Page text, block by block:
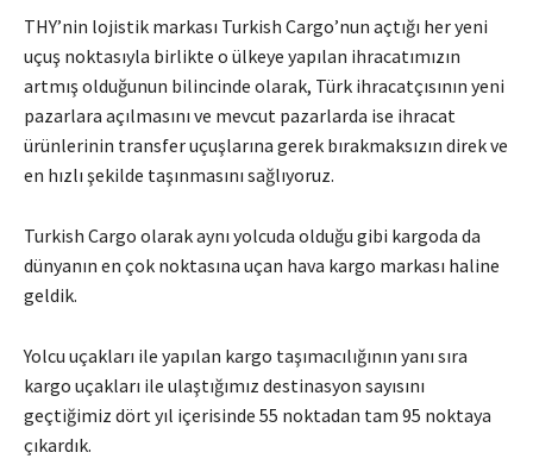
THY’nin lojistik markası Turkish Cargo’nun açtığı her yeni
uçuş noktasıyla birlikte o ülkeye yapılan ihracatımızın
artmış olduğunun bilincinde olarak, Türk ihracatçısının yeni
pazarlara açılmasını ve mevcut pazarlarda ise ihracat
ürünlerinin transfer uçuşlarına gerek bırakmaksızın direk ve
en hızlı şekilde taşınmasını sağlıyoruz.
Turkish Cargo olarak aynı yolcuda olduğu gibi kargoda da
dünyanın en çok noktasına uçan hava kargo markası haline
geldik.
Yolcu uçakları ile yapılan kargo taşımacılığının yanı sıra
kargo uçakları ile ulaştığımız destinasyon sayısını
geçtiğimiz dört yıl içerisinde 55 noktadan tam 95 noktaya
çıkardık.